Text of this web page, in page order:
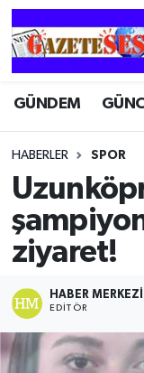
GÜNDEM
HABERLER SPOR
ziyaret!
HABER MERKEZI
EDITÖR